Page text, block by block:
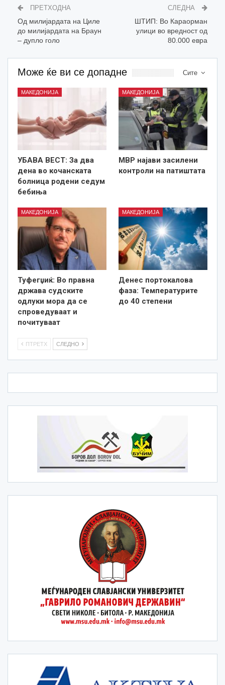
ПРЕТХОДНА
Од милијардата на Циле
до милијардата на Браун
– дупло голо
СЛЕДНА
ШТИП: Во Караорман
улици во вредност од
80.000 евра
Сите
Може ќе ви се допадне
МАКЕДОНИЈА
УБАВА ВЕСТ: За два
дена во кочанската
болница родени седум
бебиња
МАКЕДОНИЈА
МВР најави засилени
контроли на патиштата
МАКЕДОНИЈА
Туфегџиќ: Во правна
држава судските
одлуки мора да се
спроведуваат и
почитуваат
МАКЕДОНИЈА
Денес портокалова
фаза: Температурите
до 40 степени
ПТРЕТХ СЛЕДНО